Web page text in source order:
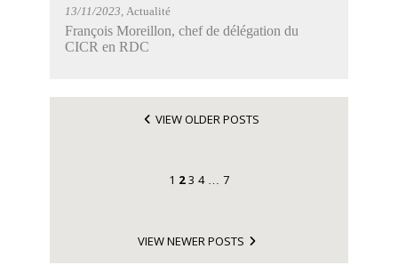
13/11/2023, Actualité
François Moreillon, chef de délégation du
CICR en RDC
VIEW OLDER POSTS
1 2 3 4 … 7
VIEW NEWER POSTS